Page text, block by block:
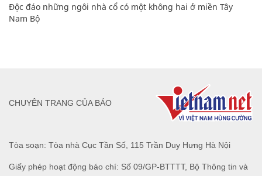
Độc đáo những ngôi nhà cổ có một không hai ở miền Tây
Nam Bộ
Tòa soạn: Tòa nhà Cục Tần Số, 115 Trần Duy Hưng Hà Nội
Giấy phép hoạt động báo chí: Số 09/GP-BTTTT, Bộ Thông tin và
CHUYÊN TRANG CỦA BÁO